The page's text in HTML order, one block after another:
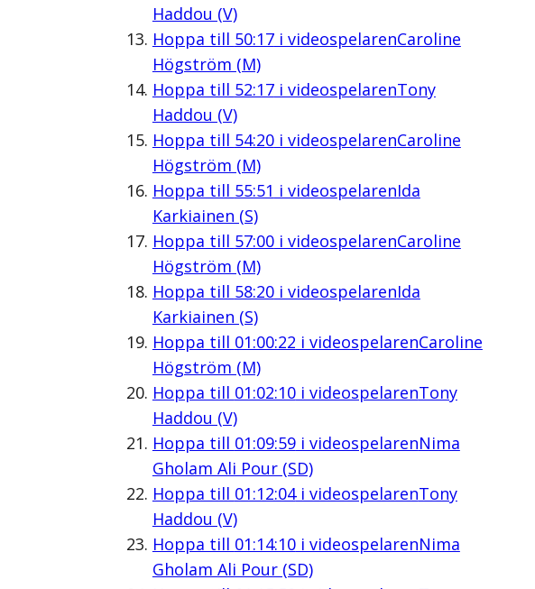
Haddou (V)
Hoppa till 50:17i videospelarenCaroline
Högström (M)
Hoppa till 52:17i videospelarenTony
Haddou (V)
Hoppa till 54:20i videospelarenCaroline
Högström (M)
Hoppa till 55:51 i videospelarenIda
Karkiainen (S)
Hoppa till 57:00i videospelarenCaroline
Högström (M)
Hoppa till 58:20i videospelarenIda
Karkiainen (S)
Hoppa till 01:00:22 i videospelarenCaroline
Högström (M)
Hoppa till 01:02:10i videospelarenTony
Haddou (V)
Hoppa till 01:09:59i videospelarenNima
Gholam Ali Pour (SD)
Hoppa till 01:12:04i videospelarenTony
Haddou (V)
Hoppa till 01:14:10i videospelarenNima
Gholam Ali Pour (SD)